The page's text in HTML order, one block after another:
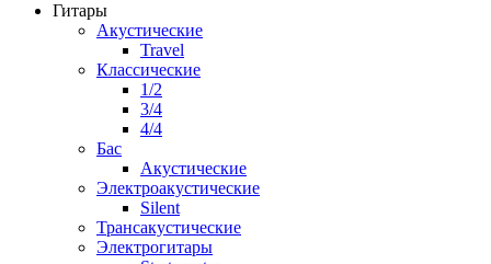
Гитары
Акустические
Travel
Классические
1/2
3/4
4/4
Бас
Акустические
Электроакустические
Silent
Трансакустические
Электрогитары